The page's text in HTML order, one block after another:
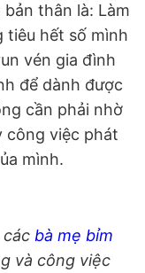
thân là: Làm
tiêu hết số mình
vén gia đình
để dành được
cần phải nhờ
công việc phát
mình.
các bà mẹ bỉm
và công việc